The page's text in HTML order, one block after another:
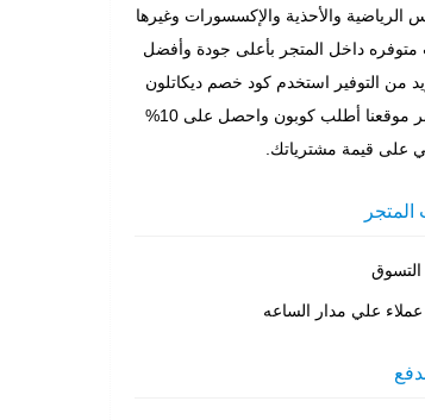
الرياضية والأحذية والإكسسورات وغيرها
داخل المتجر بأعلى جودة وأفضل
من التوفير استخدم كود خصم ديكاتلون
الحصري عبر موقعنا أطلب كوبون واحصل على 10%
على قيمة مشترياتك.
علي مدار الساعه